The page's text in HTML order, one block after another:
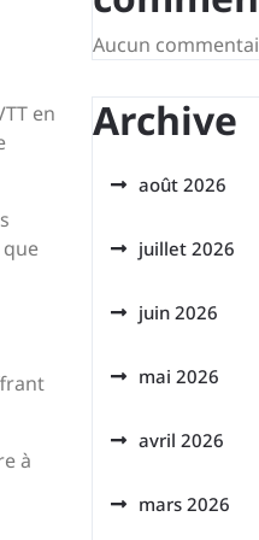
en
à
Aucun
Archive
août 2026
juillet 2026
juin 2026
mai 2026
avril 2026
mars 2026